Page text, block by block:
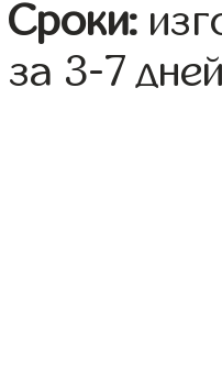
Сроки:
за 3-7